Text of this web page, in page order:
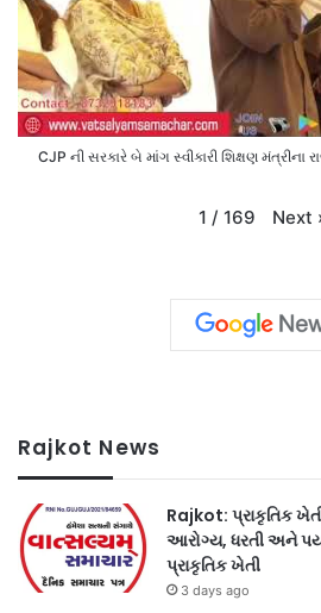
CJP ની સરકારે બે માંગ સ્વીકારી શિક્ષણ મંત્રીના
1 / 169 Next
Rajkot News
Rajkot: પ્રાકૃતિક
આરોગ્ય, ધરતી અને
પ્રાકૃતિક ખેતી
3 days ago